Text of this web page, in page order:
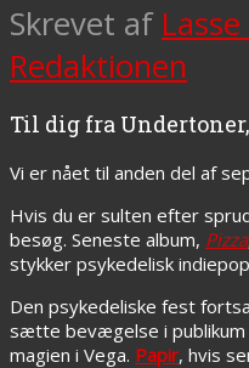
Skrevet af
Redaktionen
Til dig fra
Vi er nået til anden del af
Hvis du er sulten efter
besøg. Seneste album, Pizza
stykker psykedelisk
Den psykedeliske fest
sætte bevægelse i
magien i Vega. Papir, hvis